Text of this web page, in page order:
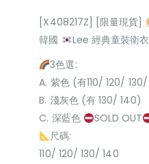
[X408217Z] [限量現貨]
韓國
Lee 經典童裝衛
3色選:
A. 紫色 (有110/ 120/
B. 淺灰色 (有 130/ 140)
C. 深藍色
SOLD OUT
尺碼:
110/ 120/ 130/ 140